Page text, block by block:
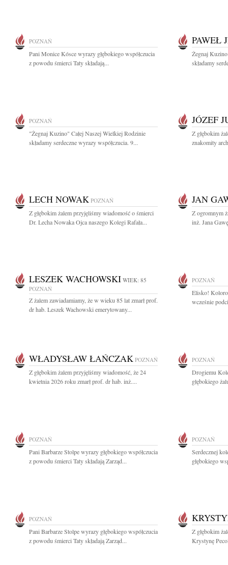
POZNAŃ
Pani Monice Kósce wyrazy głębokiego współczucia
z powodu śmierci Taty składają...
PAWEŁ
Żegnaj
składamy
POZNAŃ
"Żegnaj Kuzino" Całej Naszej Wielkiej Rodzinie
składamy serdeczne wyrazy współczucia. 9...
JÓZEF
Z głębokim
znakomity
LECH NOWAK POZNAŃ
Z głębokim żalem przyjęliśmy wiadomość o śmierci
Dr. Lecha Nowaka Ojca naszego Kolegi Rafała...
JAN
Z ogromnym
inż. Jana
LESZEK WACHOWSKI WIEK: 85
POZNAŃ
Z żalem zawiadamiamy, że w wieku 85 lat zmarł prof.
dr hab. Leszek Wachowski emerytowany...
POZNAŃ
Elisko!
wcześnie
WŁADYSŁAW ŁAŃCZAK POZNAŃ
Z głębokim żalem przyjęliśmy wiadomość, że 24
kwietnia 2026 roku zmarł prof. dr hab. inż....
POZNAŃ
Drogiemu
głębokiego
POZNAŃ
Pani Barbarze Stolpe wyrazy głębokiego współczucia
z powodu śmierci Taty składają Zarząd...
POZNAŃ
Serdecznej
głębokiego
POZNAŃ
Pani Barbarze Stolpe wyrazy głębokiego współczucia
z powodu śmierci Taty składają Zarząd...
Z głębokim
Krystynę